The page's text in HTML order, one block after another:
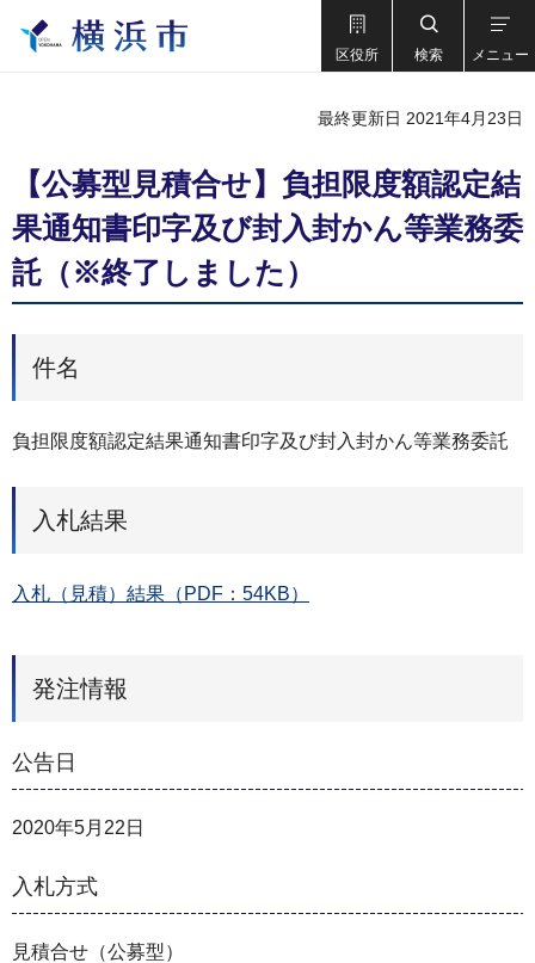
区役所 検索 メニュー
最終更新日 2021年4月23日
【公募型見積合せ】負担限度額認定結
果通知書印字及び封入封かん等業務委
託（※終了しました）
件名
負担限度額認定結果通知書印字及び封入封かん等業務委託
入札結果
入札（見積）結果（PDF：54KB）
発注情報
公告日
2020年5月22日
入札方式
見積合せ（公募型）